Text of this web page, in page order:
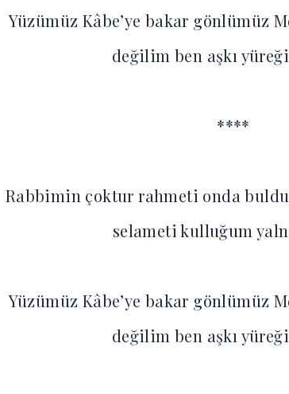
Yüzümüz Kâbe’ye bakar gönlümüz
değilim ben aşkı
****
Rabbimin çoktur rahmeti onda
selameti kulluğum
Yüzümüz Kâbe’ye bakar gönlümüz
değilim ben aşkı